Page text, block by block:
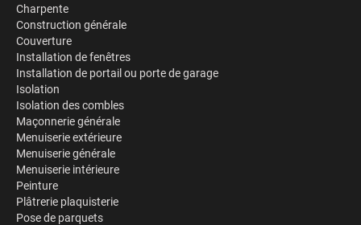
Charpente
Construction générale
Couverture
Installation de fenêtres
Installation de portail ou porte de garage
Isolation
Isolation des combles
Maçonnerie générale
Menuiserie extérieure
Menuiserie générale
Menuiserie intérieure
Peinture
Plâtrerie plaquisterie
Pose de parquets